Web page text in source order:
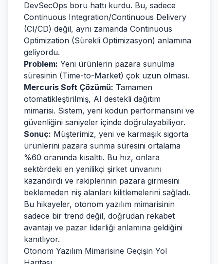
DevSecOps boru hattı kurdu. Bu, sadece
Continuous Integration/Continuous Delivery
(CI/CD) değil, aynı zamanda Continuous
Optimization (Sürekli Optimizasyon) anlamına
geliyordu.
Problem: Yeni ürünlerin pazara sunulma
süresinin (Time-to-Market) çok uzun olması.
Mercuris Soft Çözümü: Tamamen
otomatikleştirilmiş, AI destekli dağıtım
mimarisi. Sistem, yeni kodun performansını ve
güvenliğini saniyeler içinde doğrulayabiliyor.
Sonuç: Müşterimiz, yeni ve karmaşık sigorta
ürünlerini pazara sunma süresini ortalama
%60 oranında kısalttı. Bu hız, onlara
sektördeki en yenilikçi şirket unvanını
kazandırdı ve rakiplerinin pazara girmesini
beklemeden niş alanları kilitlemelerini sağladı.
Bu hikayeler, otonom yazılım mimarisinin
sadece bir trend değil, doğrudan rekabet
avantajı ve pazar liderliği anlamına geldiğini
kanıtlıyor.
Otonom Yazılım Mimarisine Geçişin Yol